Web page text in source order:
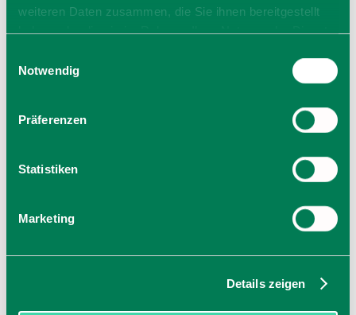
weiteren Daten zusammen, die Sie ihnen bereitgestellt
haben oder die sie im Rahmen Ihrer Nutzung der Dienste
Cookies, wenn Sie unsere Webseite weiterhin nutzen.
Notwendig
Präferenzen
Statistiken
Marketing
Details zeigen
83735
Bayrischzell